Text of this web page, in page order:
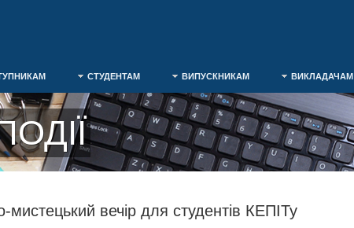
СТУДЕНТАМ ВИПУСКНИКАМ ВИКЛАДАЧАМ
мистецький вечір для студентів КЕПІТу